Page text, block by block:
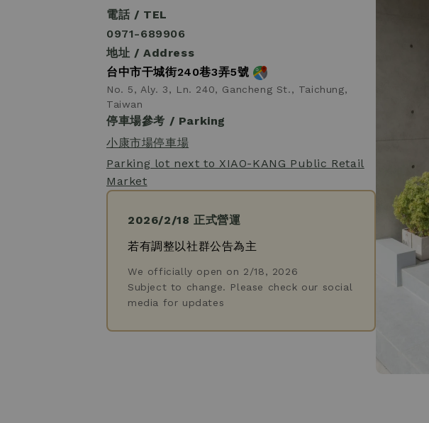
電話 / TEL
0971-689906
地址 / Address
台中市干城街240巷3弄5號
No. 5, Aly. 3, Ln. 240, Gancheng St., Taichung,
Taiwan
停車場參考 / Parking
小康市場停車場
Parking lot next to XIAO-KANG Public Retail
Market
2026/2/18 正式營運
若有調整以社群公告為主
We officially open on 2/18, 2026
Subject to change. Please check our social
media for updates